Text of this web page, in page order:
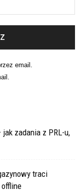
email.
zadania z PRL-u,
traci